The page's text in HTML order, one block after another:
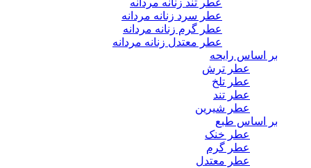
عطر تند زنانه مردانه
عطر سرد زنانه مردانه
عطر گرم زنانه مردانه
عطر معتدل زنانه مردانه
بر اساس رایحه
عطر ترش
عطر تلخ
عطر تند
عطر شیرین
بر اساس طبع
عطر خنک
عطر گرم
عطر معتدل